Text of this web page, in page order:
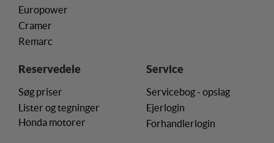
Europower
Cramer
Remarc
Reservedele
Søg priser
Lister og tegninger
Honda motorer
Service
Servicebog - opslag
Ejerlogin
Forhandlerlogin